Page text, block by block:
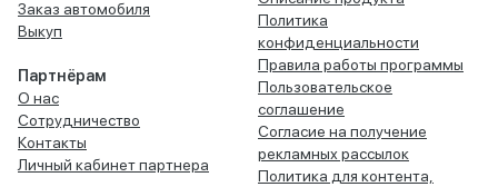
Заказ автомобиля
Выкуп
Партнёрам
О нас
Сотрудничество
Контакты
Личный кабинет партнера
Политика
конфиденциальности
Правила работы программы
Пользовательское
соглашение
Согласие на получение
рекламных рассылок
Политика для контента,